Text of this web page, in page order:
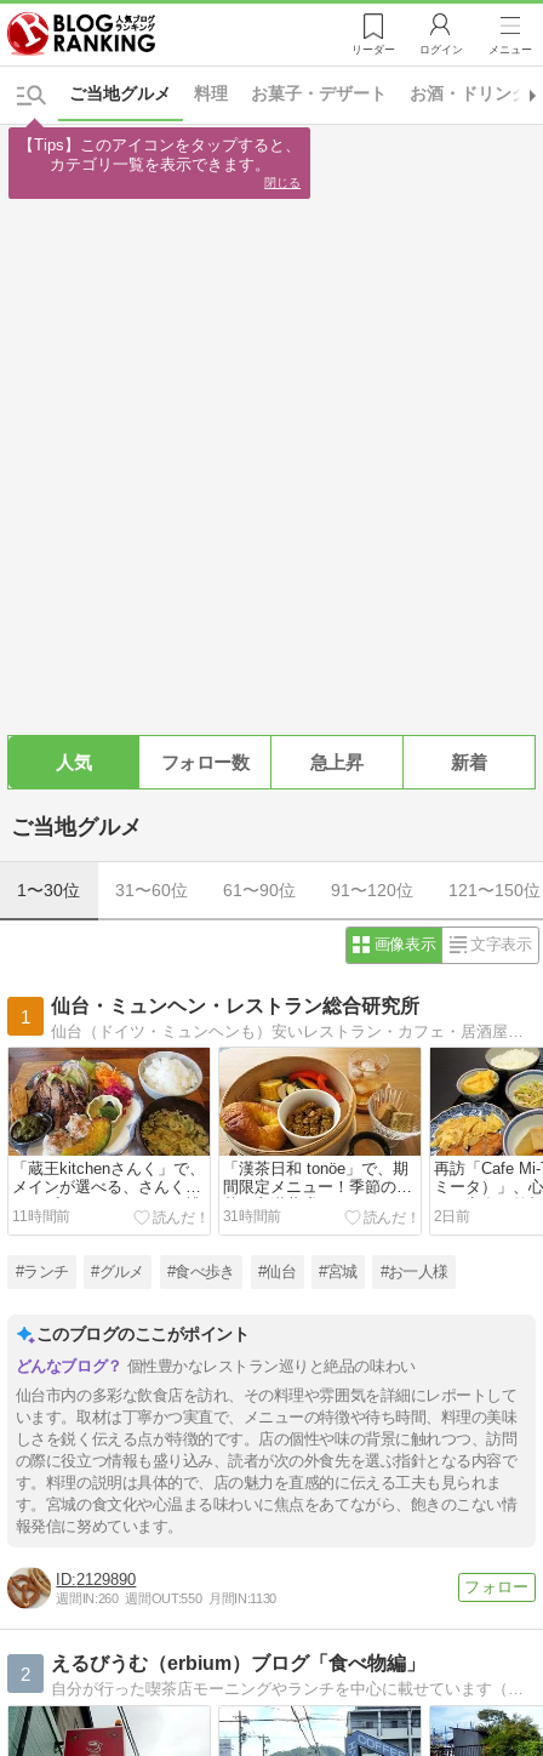
リーダー ログイン メニュー
料理 お菓子・デザート お酒・ドリンク
ご当地グルメ
人気 フォロー数 急上昇 新着
ご当地グルメ
1〜30位 31〜60位 61〜90位 91〜120位 121〜150位
画像表示 文字表示
1
仙台・ミュンヘン・レストラン総合研究所
「蔵王kitchenさんく」で、
メインが選べる、さんくラ
ンチプレート、ごろっと桃
のヨーグルトババロア
11時間前
「漢茶日和 tonöe」で、期
間限定メニュー！季節の野
菜と和漢薬膳キーマカレ
ー、冷たい漢茶、ミニシフ
31時間前
再訪「Cafe
ミータ）」、
わり定食と笑
やされるカフェ
2日前
#ランチ #グルメ #食べ歩き #仙台 #宮城 #お一人様
このブログのここがポイント
個性豊かなレストラン巡りと絶品の味わい
仙台市内の多彩な飲食店を訪れ、その料理や雰囲気を詳細にレポートして
います。取材は丁寧かつ実直で、メニューの特徴や待ち時間、料理の美味
しさを鋭く伝える点が特徴的です。店の個性や味の背景に触れつつ、訪問
の際に役立つ情報も盛り込み、読者が次の外食先を選ぶ指針となる内容で
す。料理の説明は具体的で、店の魅力を直感的に伝える工夫も見られま
す。宮城の食文化や心温まる味わいに焦点をあてながら、飽きのこない情
報発信に努めています。
2129890
週間IN:260 週間OUT:550 月間IN:1130
2
えるびうむ（erbium）ブログ「食べ物編」
【Tips】このアイコンをタップすると、
カテゴリ一覧を表示できます。
閉じる